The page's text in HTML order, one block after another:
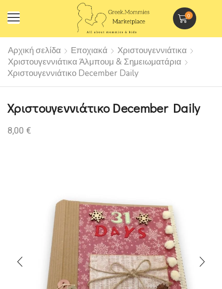
0
Αρχική σελίδα Εποχιακά
Χριστουγεννιάτικα
Χριστουγεννιάτικα Άλμπουμ & Σημειωματάρια
Χριστουγεννιάτικο December Daily
Χριστουγεννιάτικο December Daily
8,00 €